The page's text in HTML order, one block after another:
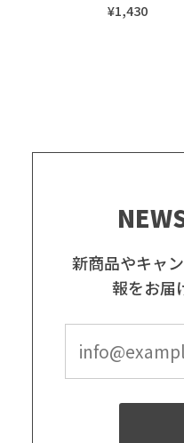
¥1,430
新商品やキャ
報をお届